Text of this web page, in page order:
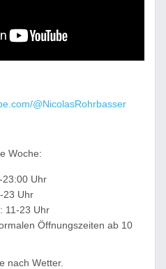
@NicolasRohrbasser
Woche:
23:00 Uhr
23 Uhr
11-23 Uhr
Öffnungszeiten ab 10
nach Wetter.